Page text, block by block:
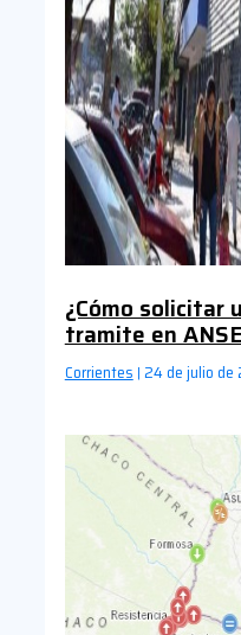
¿Cómo solicitar
tramite en
Corrientes | 24 de julio de